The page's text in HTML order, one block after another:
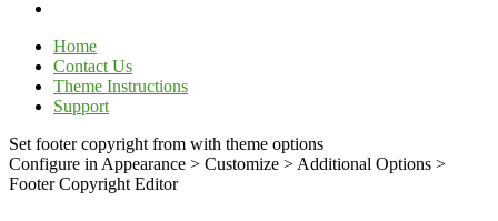
Home
Contact Us
Theme Instructions
Support
Set footer copyright from with theme options
Configure in Appearance > Customize > Additional Options >
Footer Copyright Editor